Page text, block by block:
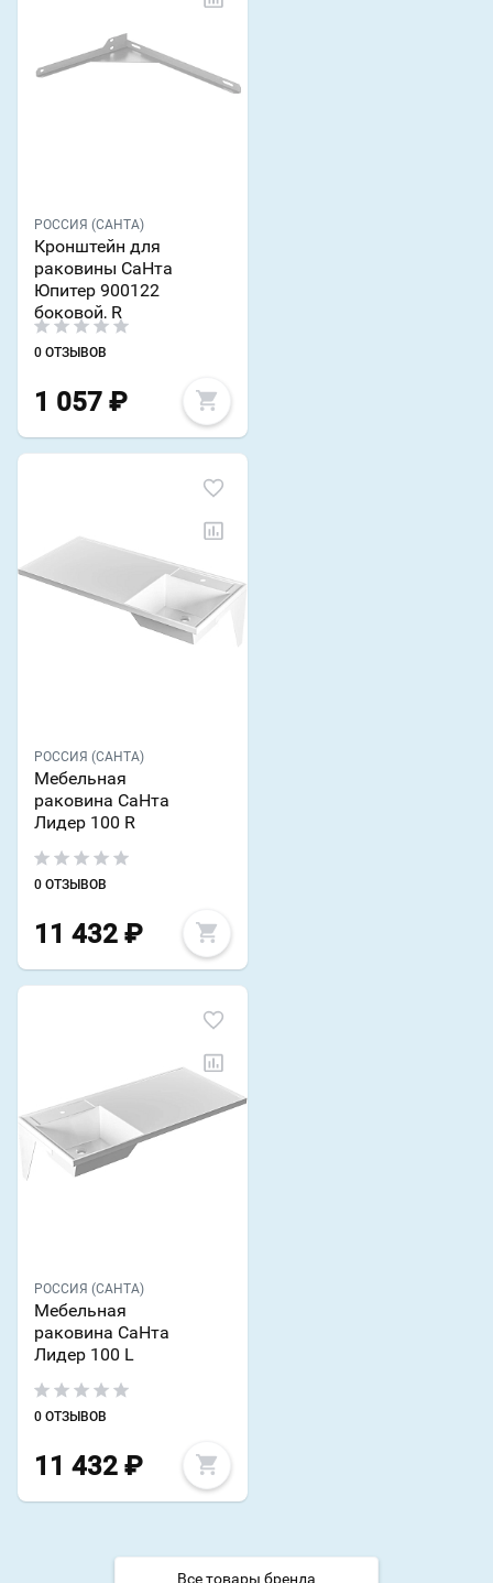
РОССИЯ (САНТА)
Кронштейн для
раковины СаНта
Юпитер 900122
боковой, R
0 ОТЗЫВОВ
1 057 ₽
РОССИЯ (САНТА)
Мебельная
раковина СаНта
Лидер 100 R
0 ОТЗЫВОВ
11 432 ₽
РОССИЯ (САНТА)
Мебельная
раковина СаНта
Лидер 100 L
0 ОТЗЫВОВ
11 432 ₽
Все товары бренда